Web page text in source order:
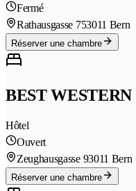
Fermé
Rathausgasse 753011 Bern
Réserver une chambre
BEST
Hôtel
Ouvert
Zeughausgasse 93011 Bern
Réserver une chambre